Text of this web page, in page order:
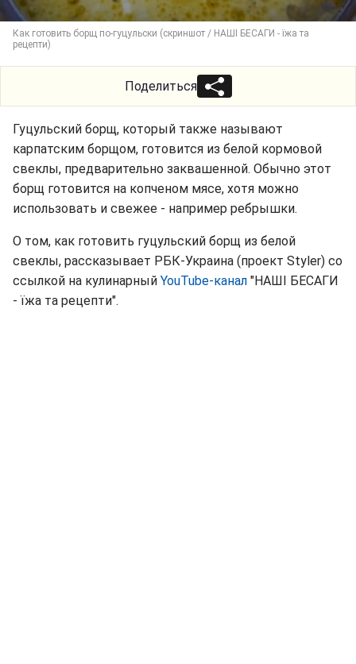
Как готовить борщ по-гуцульски (скриншот / НАШІ БЕСАГИ - їжа та
рецепти)
Поделиться
Гуцульский борщ, который также называют
карпатским борщом, готовится из белой кормовой
свеклы, предварительно заквашенной. Обычно этот
борщ готовится на копченом мясе, хотя можно
использовать и свежее - например ребрышки.
О том, как готовить гуцульский борщ из белой
свеклы, рассказывает РБК-Украина (проект Styler) со
ссылкой на кулинарный YouTube-канал "НАШІ БЕСАГИ
- їжа та рецепти".